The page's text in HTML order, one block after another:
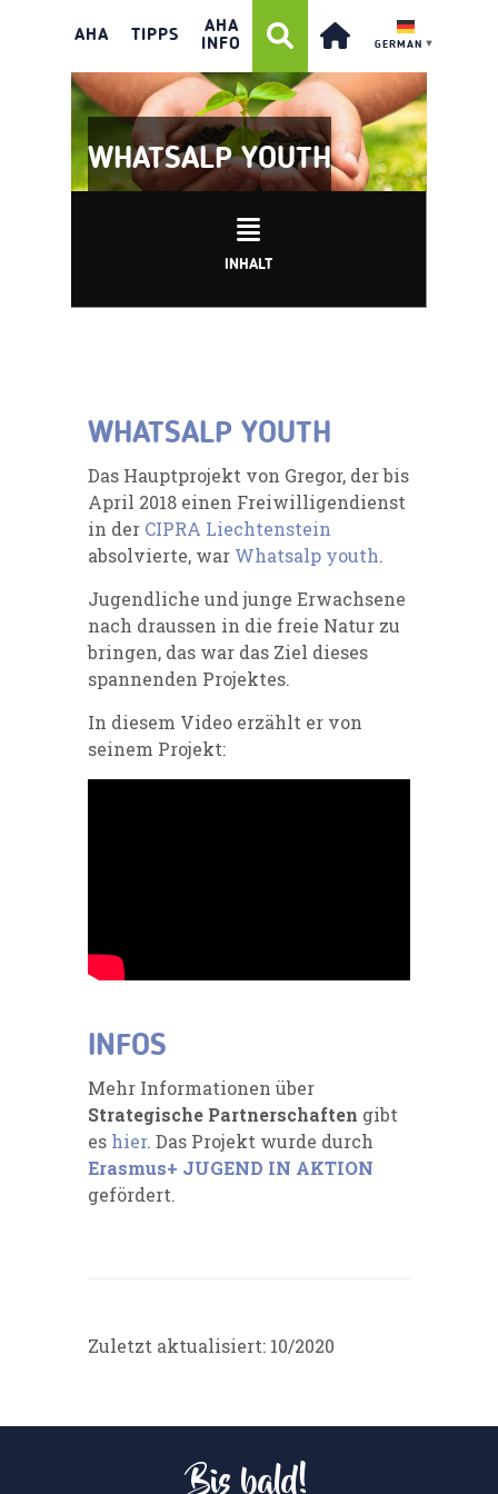
AHA TIPPS
AHA
INFO
GERMAN ▼
WHATSALP YOUTH
INHALT
WHATSALP YOUTH
Das Hauptprojekt von Gregor, der bis
April 2018 einen Freiwilligendienst
in der CIPRA Liechtenstein
absolvierte, war Whatsalp youth.
Jugendliche und junge Erwachsene
nach draussen in die freie Natur zu
bringen, das war das Ziel dieses
spannenden Projektes.
In diesem Video erzählt er von
seinem Projekt:
INFOS
Mehr Informationen über
Strategische Partnerschaften gibt
es hier. Das Projekt wurde durch
Erasmus+ JUGEND IN AKTION
gefördert.
Zuletzt aktualisiert: 10/2020
Bis bald!